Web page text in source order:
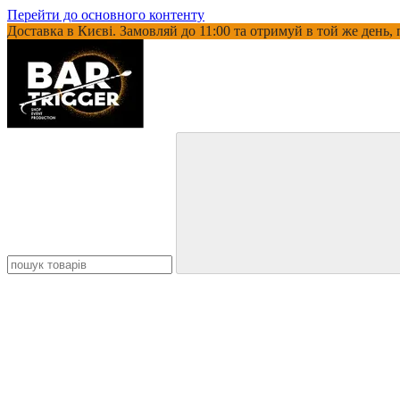
Перейти до основного контенту
Доставка в Києві. Замовляй до 11:00 та отримуй в той же день,